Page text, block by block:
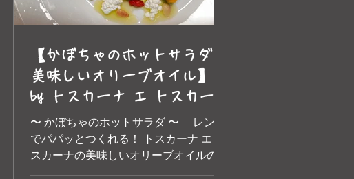
【かぼちゃのホットサラダ＋
美味しいオリーブオイル】
by トスカーナ エ トスカーナ
の美味しいオリーブオイル
〜 かぼちゃのホットサラダ 〜 レンジ
でパパッとつくれる！ トスカーナ エ ト
スカーナの美味しいオリーブオイルの爽
やかなドレッシングで、かぼちゃのやさ